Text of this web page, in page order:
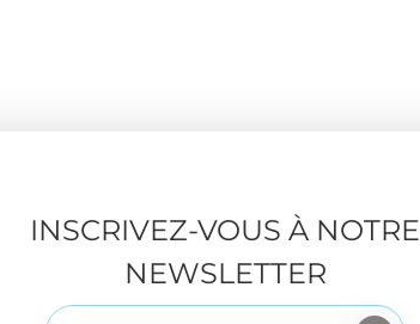
INSCRIVEZ-VOUS À NOTRE
NEWSLETTER